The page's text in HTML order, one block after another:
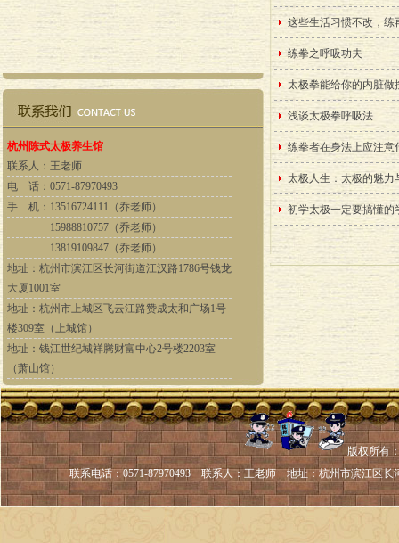
杭州陈式太极养生馆
联系人： 王老师
电 话： 0571-87970493
手 机： 13516724111（乔老师）
15988810757（乔老师）
13819109847（乔老师）
地址： 杭州市滨江区长河街道江汉路1786号钱龙
大厦1001室
地址：杭州市上城区飞云江路赞成太和广场1号
楼309室（上城馆）
地址：钱江世纪城祥腾财富中心2号楼2203室
（萧山馆）
这些生活习惯不改，练
练拳之呼吸功夫
太极拳能给你的内脏做
浅谈太极拳呼吸法
练拳者在身法上应注意
太极人生：太极的魅力
初学太极一定要搞懂的
版权所有
联系电话：0571-87970493 联系人：王老师 地址：杭州市滨江区长